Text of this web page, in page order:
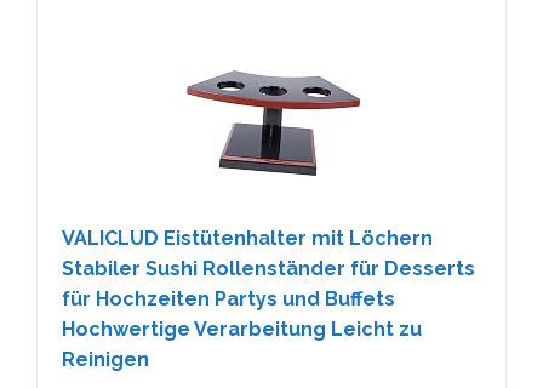
VALICLUD Eistütenhalter mit Löchern
Stabiler Sushi Rollenständer für Desserts
für Hochzeiten Partys und Buffets
Hochwertige Verarbeitung Leicht zu
Reinigen